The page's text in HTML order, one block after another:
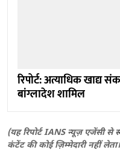
रिपोर्ट: अत्याधिक खाद्य
बांग्लादेश शामिल
(यह रिपोर्ट IANS न्यूज़ एजेंसी से
कंटेंट की कोई ज़िम्मेदारी नहीं